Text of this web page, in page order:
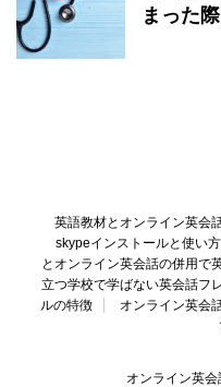
まった
英語教材とオンライン英会
skypeインストールと使い
とオンライン英会話の併用で
立つ学校で学ばない英会話フ
ルの特徴
オンライン英会
オンライン英